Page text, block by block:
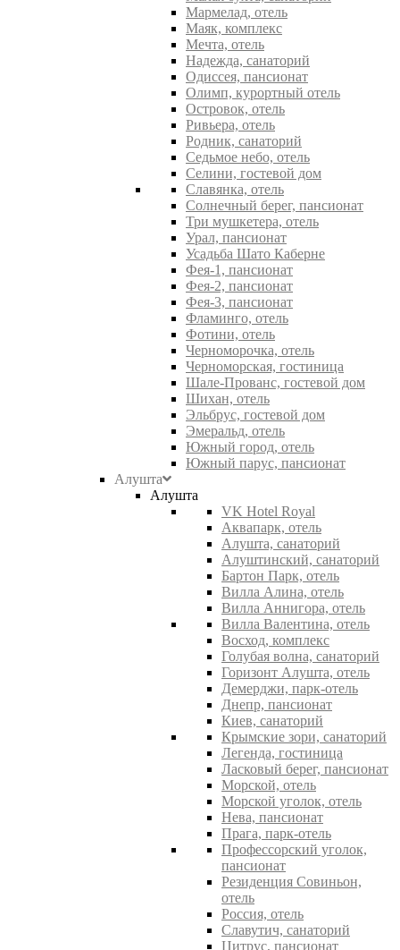
Мармелад, отель
Маяк, комплекс
Мечта, отель
Надежда, санаторий
Одиссея, пансионат
Олимп, курортный отель
Островок, отель
Ривьера, отель
Родник, санаторий
Седьмое небо, отель
Селини, гостевой дом
Славянка, отель
Солнечный берег, пансионат
Три мушкетера, отель
Урал, пансионат
Усадьба Шато Каберне
Фея-1, пансионат
Фея-2, пансионат
Фея-3, пансионат
Фламинго, отель
Фотини, отель
Черноморочка, отель
Черноморская, гостиница
Шале-Прованс, гостевой дом
Шихан, отель
Эльбрус, гостевой дом
Эмеральд, отель
Южный город, отель
Южный парус, пансионат
Алушта
Алушта
VK Hotel Royal
Аквапарк, отель
Алушта, санаторий
Алуштинский, санаторий
Бартон Парк, отель
Вилла Алина, отель
Вилла Аннигора, отель
Вилла Валентина, отель
Восход, комплекс
Голубая волна, санаторий
Горизонт Алушта, отель
Демерджи, парк-отель
Днепр, пансионат
Киев, санаторий
Крымские зори, санаторий
Легенда, гостиница
Ласковый берег, пансионат
Морской, отель
Морской уголок, отель
Нева, пансионат
Прага, парк-отель
Профессорский уголок,
пансионат
Резиденция Совиньон,
отель
Россия, отель
Славутич, санаторий
Цитрус, пансионат